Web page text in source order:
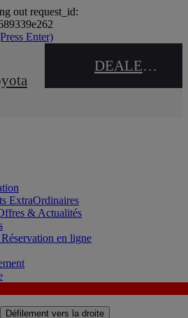
out request_id:
Enter)
DEALER NAME
ExtraOrdinaires
& Actualités
Réservation en ligne
Défilement vers la droite